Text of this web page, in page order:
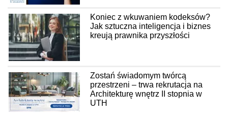
Koniec z wkuwaniem kodeksów?
Jak sztuczna inteligencja i biznes
kreują prawnika przyszłości
Zostań świadomym twórcą
przestrzeni – trwa rekrutacja na
Architekturę wnętrz II stopnia w
UTH